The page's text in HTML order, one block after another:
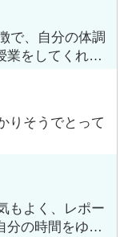
で、自分の体調
業をしてくれま
りそうでとって
もよく、レポー
分の時間をゆっ